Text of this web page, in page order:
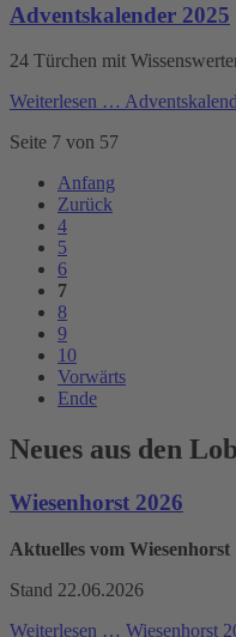
Adventskalender 2025
24 Türchen mit
Weiterlesen …
Seite 7 von 57
Anfang
Zurück
4
5
6
7
8
9
10
Vorwärts
Ende
Neues aus den
Wiesenhorst 2026
Aktuelles vom Wiesenhorst
Stand 22.06.2026
Weiterlesen … Wiesenhorst